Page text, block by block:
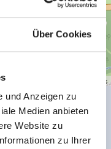
Über Cookies
und Anzeigen zu
Medien anbieten
Website zu
zu Ihrer
© contributors